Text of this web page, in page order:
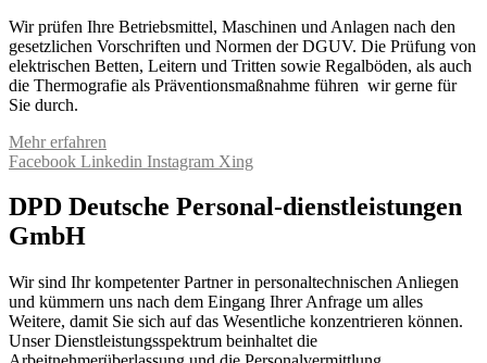
Wir prüfen Ihre Betriebsmittel, Maschinen und Anlagen nach den
gesetzlichen Vorschriften und Normen der DGUV. Die Prüfung von
elektrischen Betten, Leitern und Tritten sowie Regalböden, als auch
die Thermografie als Präventionsmaßnahme führen wir gerne für
Sie durch.
Mehr erfahren
Facebook Linkedin Instagram Xing
DPD Deutsche Personal-dienstleistungen
GmbH
Wir sind Ihr kompetenter Partner in personaltechnischen Anliegen
und kümmern uns nach dem Eingang Ihrer Anfrage um alles
Weitere, damit Sie sich auf das Wesentliche konzentrieren können.
Unser Dienstleistungsspektrum beinhaltet die